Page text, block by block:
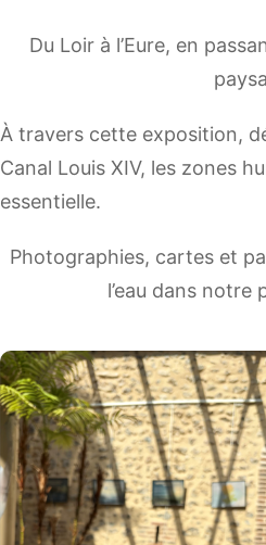
Du Loir à l’Eure, en
À travers cette exposition,
Canal Louis XIV, les zones
essentielle.
Photographies, cartes et
l’eau dans notre